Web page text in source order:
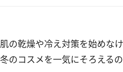
の乾燥や冷え対策を始め
のコスメを一気にそろえる